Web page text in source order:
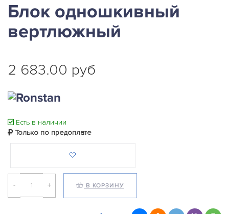
Блок одношкивный
вертлюжный
2 683.00 руб
Есть в наличии
Только по предоплате
- + В КОРЗИНУ